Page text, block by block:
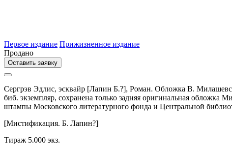
Первое издание Прижизненное издание
Продано
Оставить заявку
Сергрэв Эдлис, эсквайр [Лапин Б.?], Роман. Обложка В.
биб. экземпляр, сохранена только задняя оригинальная обложка
штампы Московского литературного фонда и Центральной
[Мистификация. Б. Лапин?]
Тираж 5.000 экз.